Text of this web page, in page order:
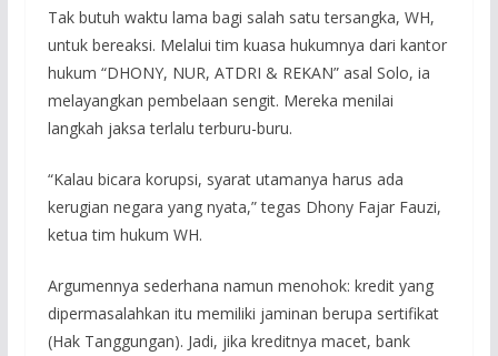
Tak butuh waktu lama bagi salah satu tersangka, WH,
untuk bereaksi. Melalui tim kuasa hukumnya dari kantor
hukum “DHONY, NUR, ATDRI & REKAN” asal Solo, ia
melayangkan pembelaan sengit. Mereka menilai
langkah jaksa terlalu terburu-buru.
“Kalau bicara korupsi, syarat utamanya harus ada
kerugian negara yang nyata,” tegas Dhony Fajar Fauzi,
ketua tim hukum WH.
Argumennya sederhana namun menohok: kredit yang
dipermasalahkan itu memiliki jaminan berupa sertifikat
(Hak Tanggungan). Jadi, jika kreditnya macet, bank